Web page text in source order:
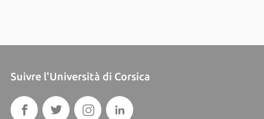
Suivre l'Università di Corsica